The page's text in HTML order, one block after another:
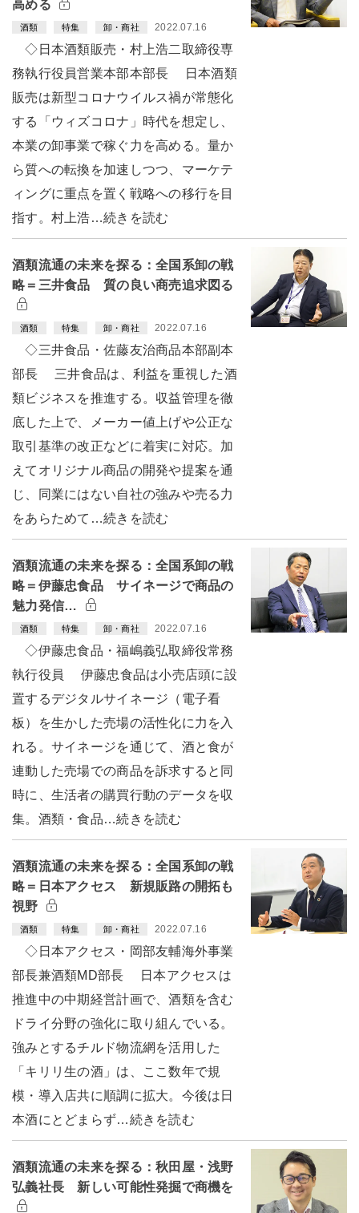
高める
酒類 特集 卸・商社 2022.07.16
◇日本酒類販売・村上浩二取締役専
務執行役員営業本部本部長 日本酒類
販売は新型コロナウイルス禍が常態化
する「ウィズコロナ」時代を想定し、
本業の卸事業で稼ぐ力を高める。量か
ら質への転換を加速しつつ、マーケテ
ィングに重点を置く戦略への移行を目
指す。村上浩…続きを読む
酒類流通の未来を探る：全国系卸の戦
略＝三井食品 質の良い商売追求図る
酒類 特集 卸・商社 2022.07.16
◇三井食品・佐藤友治商品本部副本
部長 三井食品は、利益を重視した酒
類ビジネスを推進する。収益管理を徹
底した上で、メーカー値上げや公正な
取引基準の改正などに着実に対応。加
えてオリジナル商品の開発や提案を通
じ、同業にはない自社の強みや売る力
をあらためて…続きを読む
酒類流通の未来を探る：全国系卸の戦
略＝伊藤忠食品 サイネージで商品の
魅力発信…
酒類 特集 卸・商社 2022.07.16
◇伊藤忠食品・福嶋義弘取締役常務
執行役員 伊藤忠食品は小売店頭に設
置するデジタルサイネージ（電子看
板）を生かした売場の活性化に力を入
れる。サイネージを通じて、酒と食が
連動した売場での商品を訴求すると同
時に、生活者の購買行動のデータを収
集。酒類・食品…続きを読む
酒類流通の未来を探る：全国系卸の戦
略＝日本アクセス 新規販路の開拓も
視野
酒類 特集 卸・商社 2022.07.16
◇日本アクセス・岡部友輔海外事業
部長兼酒類MD部長 日本アクセスは
推進中の中期経営計画で、酒類を含む
ドライ分野の強化に取り組んでいる。
強みとするチルド物流網を活用した
「キリリ生の酒」は、ここ数年で規
模・導入店共に順調に拡大。今後は日
本酒にとどまらず…続きを読む
酒類流通の未来を探る：秋田屋・浅野
弘義社長 新しい可能性発掘で商機を